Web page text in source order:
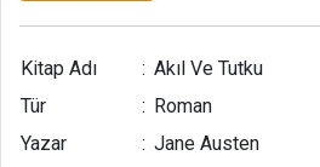
Kitap Adı : Akıl Ve Tutku
Tür
: Roman
Yazar
: Jane Austen